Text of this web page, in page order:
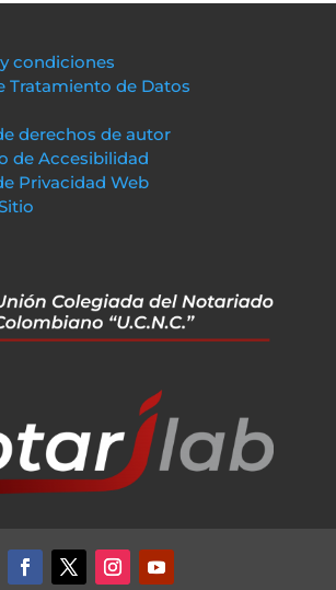
condiciones
Tratamiento de Datos
derechos de autor
de Accesibilidad
Privacidad Web